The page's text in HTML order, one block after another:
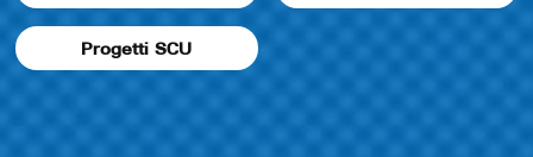
Progetti SCU